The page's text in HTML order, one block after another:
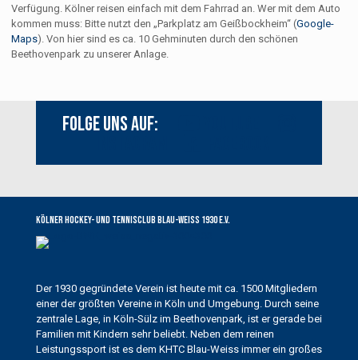
Verfügung. Kölner reisen einfach mit dem Fahrrad an. Wer mit dem Auto
kommen muss: Bitte nutzt den „Parkplatz am Geißbockheim“ (Google-
Maps). Von hier sind es ca. 10 Gehminuten durch den schönen
Beethovenpark zu unserer Anlage.
Folge uns auf:
Kölner Hockey- und Tennisclub Blau-Weiss 1930 e.V.
Der 1930 gegründete Verein ist heute mit ca. 1500 Mitgliedern
einer der größten Vereine in Köln und Umgebung. Durch seine
zentrale Lage, in Köln-Sülz im Beethovenpark, ist er gerade bei
Familien mit Kindern sehr beliebt. Neben dem reinen
Leistungssport ist es dem KHTC Blau-Weiss immer ein großes